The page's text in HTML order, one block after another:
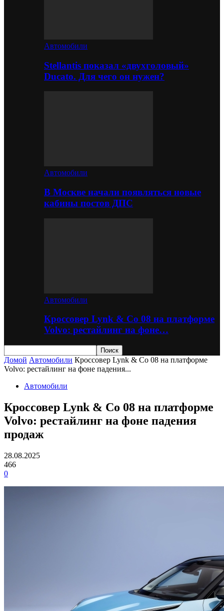
Автомобили
Stellantis показал «двухголовый»
Ducato. Для чего он нужен?
Автомобили
В Москве начали появляться новые
кабины постов ДПС
Автомобили
Кроссовер Lynk & Co 08 на платформе
Volvo: рестайлинг на фоне…
Домой Автомобили Кроссовер Lynk & Co 08 на платформе
Volvo: рестайлинг на фоне падения...
Автомобили
Кроссовер Lynk & Co 08 на платформе
Volvo: рестайлинг на фоне падения
продаж
28.08.2025
466
0